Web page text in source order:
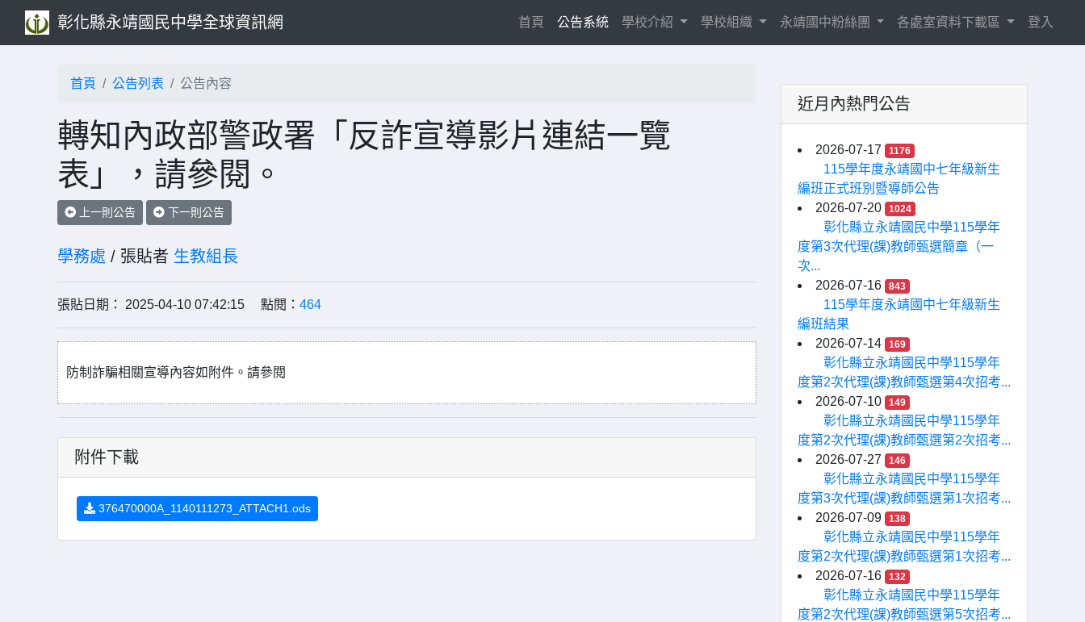
彰化縣永靖國民中學全球資訊網 首頁 (current)
公告系統 學校介紹 學校組織 永靖國中粉絲團 各處室資料下載區 登入
首頁 公告列表 公告內容
轉知內政部警政署「反詐宣導影片連結一覽
表」，請參閱。
上一則公告 下一則公告
學務處 / 張貼者 生教組長
張貼日期： 2025-04-10 07:42:15 點閱： 464
防制詐騙相關宣導內容如附件。請參閱
附件下載
376470000A_1140111273_ATTACH1.ods
近月內熱門公告
2026-07-17 1176
115學年度永靖國中七年級新生
編班正式班別暨導師公告
2026-07-20
1024
彰化縣立永靖國民中學115學年
度第3次代理(課)教師甄選簡章（一
次...
2026-07-16
843
115學年度永靖國中七年級新生
編班結果
2026-07-14
169
彰化縣立永靖國民中學115學年
度第2次代理(課)教師甄選第4次招考...
2026-07-10
149
彰化縣立永靖國民中學115學年
度第2次代理(課)教師甄選第2次招考...
2026-07-27
146
彰化縣立永靖國民中學115學年
度第3次代理(課)教師甄選第1次招考...
2026-07-09
138
彰化縣立永靖國民中學115學年
度第2次代理(課)教師甄選第1次招考...
2026-07-16
132
彰化縣立永靖國民中學115學年
度第2次代理(課)教師甄選第5次招考...